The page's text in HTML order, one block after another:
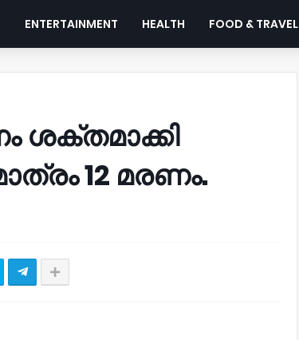
ENTERTAINMENT HEALTH FOOD & TRAVEL
12 മരണം.